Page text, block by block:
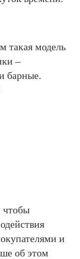
такая модель
–
барные.
чтобы
и
об этом